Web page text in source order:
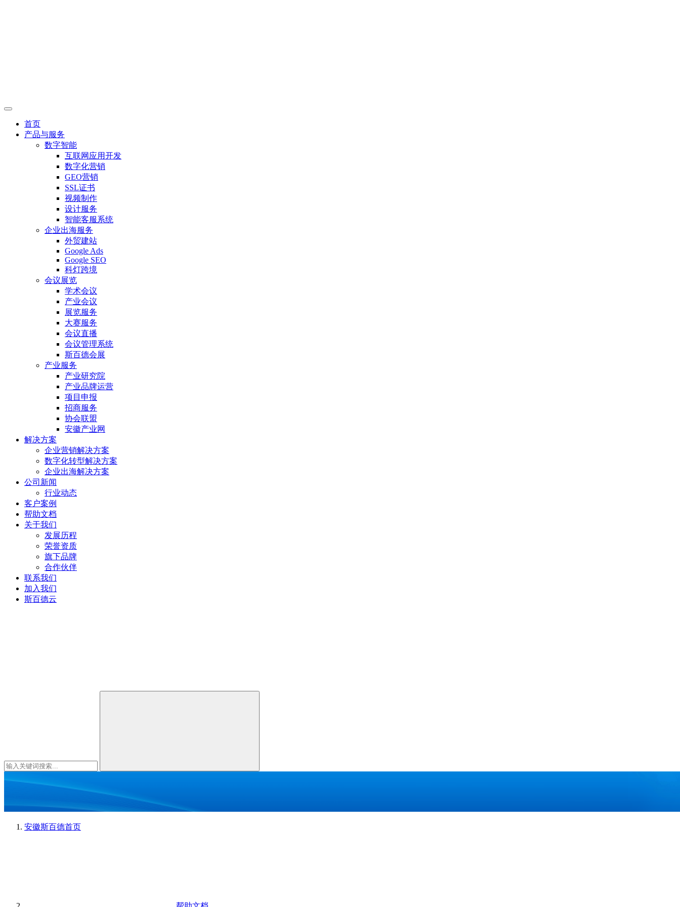
首页
产品与服务
数字智能
互联网应用开发
数字化营销
GEO营销
SSL证书
视频制作
设计服务
智能客服系统
企业出海服务
外贸建站
Google Ads
Google SEO
科灯跨境
会议展览
学术会议
产业会议
展览服务
大赛服务
会议直播
会议管理系统
斯百德会展
产业服务
产业研究院
产业品牌运营
项目申报
招商服务
协会联盟
安徽产业网
解决方案
企业营销解决方案
数字化转型解决方案
企业出海解决方案
公司新闻
行业动态
客户案例
帮助文档
关于我们
发展历程
荣誉资质
旗下品牌
合作伙伴
联系我们
加入我们
斯百德云
安徽斯百德首页